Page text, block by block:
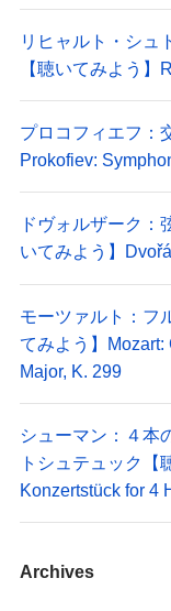
リヒャルト・シュ
【聴いてみよう
プロコフィエフ：
Prokofiev:
ドヴォルザーク：
いてみよう】
モーツァルト：フ
てみよう】Mozart:
Major, K. 299
シューマン：４本
トシュテュック【
Konzertstück for 4
Archives